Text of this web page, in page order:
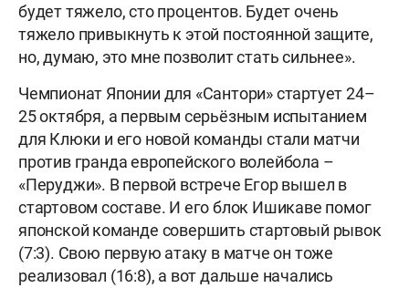
будет тяжело, сто процентов. Будет очень
тяжело привыкнуть к этой постоянной защите,
но, думаю, это мне позволит стать сильнее».
Чемпионат Японии для «Сантори» стартует 24–
25 октября, а первым серьёзным испытанием
для Клюки и его новой команды стали матчи
против гранда европейского волейбола –
«Перуджи». В первой встрече Егор вышел в
стартовом составе. И его блок Ишикаве помог
японской команде совершить стартовый рывок
(7:3). Свою первую атаку в матче он тоже
реализовал (16:8), а вот дальше начались